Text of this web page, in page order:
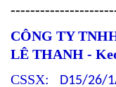
CÔNG TY
LÊ THANH -
CSSX:
D15/26/